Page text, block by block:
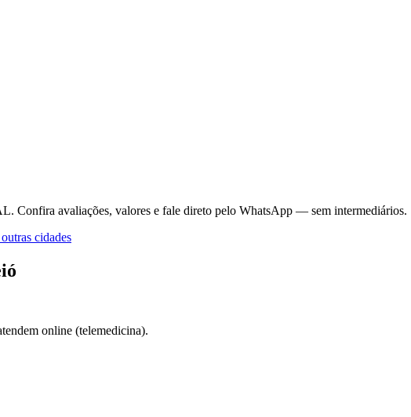
Confira avaliações, valores e fale direto pelo WhatsApp — sem intermediários.
cidades
online (telemedicina).